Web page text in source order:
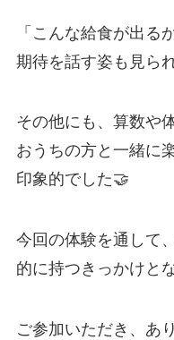
「こんな給食が出る
期待を話す姿も見ら
その他にも、算数や
おうちの方と一緒に
印象的でした🤝
今回の体験を通して
的に持つきっかけと
ご参加いただき、あ